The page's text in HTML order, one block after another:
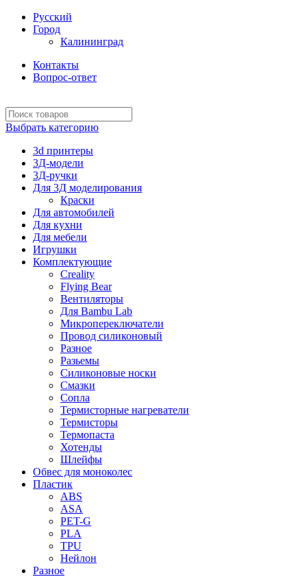
Русский
Город
Калининград
Контакты
Вопрос-ответ
Выбрать категорию
3d принтеры
3Д-модели
3Д-ручки
Для 3Д моделирования
Краски
Для автомобилей
Для кухни
Для мебели
Игрушки
Комплектующие
Creality
Flying Bear
Вентиляторы
Для Bambu Lab
Микропереключатели
Провод силиконовый
Разное
Разьемы
Силиконовые носки
Смазки
Сопла
Термисторные нагреватели
Термисторы
Термопаста
Хотенды
Шлейфы
Обвес для моноколес
Пластик
ABS
ASA
PET-G
PLA
TPU
Нейлон
Разное